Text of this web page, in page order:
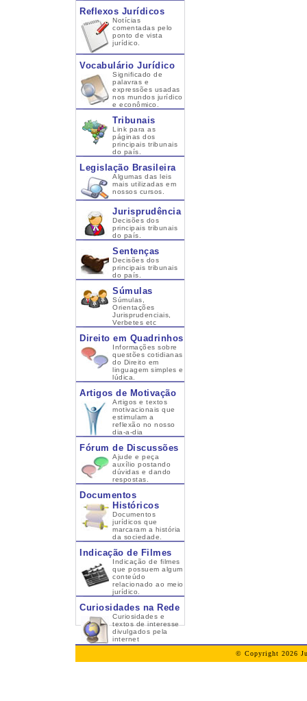
Reflexos Jurídicos
Notícias
comentadas pelo
ponto de vista
jurídico.
Vocabulário Jurídico
Significado de
palavras e
expressões usadas
nos mundos jurídico
e econômico.
Tribunais
Link para as
páginas dos
principais tribunais
do país.
Legislação Brasileira
Algumas das leis
mais utilizadas em
nossos cursos.
Jurisprudência
Decisões dos
principais tribunais
do país.
Sentenças
Decisões dos
principais tribunais
do país.
Súmulas
Súmulas,
Orientações
Jurisprudenciais,
Verbetes etc
Direito em Quadrinhos
Informações sobre
questões cotidianas
do Direito em
linguagem simples e
lúdica.
Artigos de Motivação
Artigos e textos
motivacionais que
estimulam a
reflexão no nosso
dia-a-dia
Fórum de Discussões
Ajude e peça
auxílio postando
dúvidas e dando
respostas.
Documentos
Históricos
Documentos
jurídicos que
marcaram a história
da sociedade.
Indicação de Filmes
Indicação de filmes
que possuem algum
conteúdo
relacionado ao meio
jurídico.
Curiosidades na Rede
Curiosidades e
textos de interesse
divulgados pela
internet
© Copyright 2026